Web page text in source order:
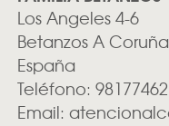
Los Angeles 4-6
BetanzosA Coruña
España
Teléfono:
Email: